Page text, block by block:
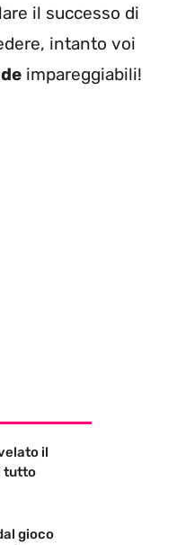
il successo di
intanto voi
impareggiabili!
il
tutto
gioco